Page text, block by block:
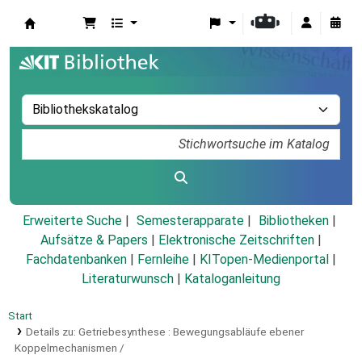
Erweiterte Suche Semesterapparate
Bibliotheken
Aufsätze & Papers
Elektronische Zeitschriften
Fachdatenbanken
Fernleihe KITopen-Medienportal
Literaturwunsch
Kataloganleitung
Start
Details zu: Getriebesynthese : Bewegungsabläufe ebener
Koppelmechanismen /